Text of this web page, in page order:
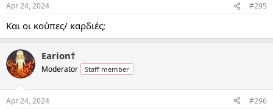
s
Apr 24, 2024 #295
Και οι κούπες/ καρδιές;
Earion†
Moderator Staff member
Apr 24, 2024 #296